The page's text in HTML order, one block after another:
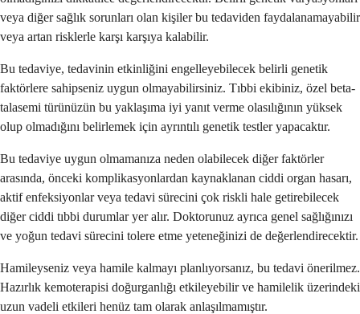
veya diğer sağlık sorunları olan kişiler bu tedaviden faydalanamayabilir
veya artan risklerle karşı karşıya kalabilir.
Bu tedaviye, tedavinin etkinliğini engelleyebilecek belirli genetik
faktörlere sahipseniz uygun olmayabilirsiniz. Tıbbi ekibiniz, özel beta-
talasemi türünüzün bu yaklaşıma iyi yanıt verme olasılığının yüksek
olup olmadığını belirlemek için ayrıntılı genetik testler yapacaktır.
Bu tedaviye uygun olmamanıza neden olabilecek diğer faktörler
arasında, önceki komplikasyonlardan kaynaklanan ciddi organ hasarı,
aktif enfeksiyonlar veya tedavi sürecini çok riskli hale getirebilecek
diğer ciddi tıbbi durumlar yer alır. Doktorunuz ayrıca genel sağlığınızı
ve yoğun tedavi sürecini tolere etme yeteneğinizi de değerlendirecektir.
Hamileyseniz veya hamile kalmayı planlıyorsanız, bu tedavi önerilmez.
Hazırlık kemoterapisi doğurganlığı etkileyebilir ve hamilelik üzerindeki
uzun vadeli etkileri henüz tam olarak anlaşılmamıştır.